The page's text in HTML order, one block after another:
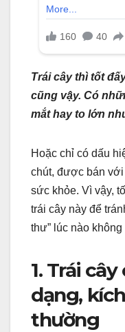
Trái cây thì tốt
cũng vậy. Có
mắt hay to lớn
Hoặc chỉ có dấu
chút, được bán
sức khỏe. Vì vậy,
trái cây này để
thư” lúc nào không
1. Trái
dạng,
thường